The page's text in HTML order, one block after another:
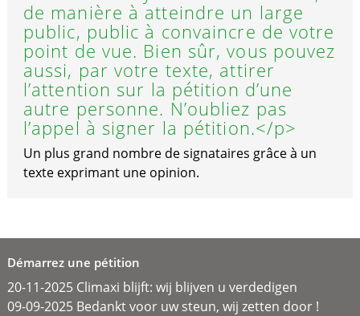
de manière à atteindre un large
public, public à convaincre de votre
point de vue. Bien sûr, vous pouvez
aussi, par votre texte, attirer
l’attention sur la pétition d’une
autre personne. N’oubliez pas
l’appel à signer la pétition.</p>
Un plus grand nombre de signataires grâce à un
texte exprimant une opinion.
Démarrez une pétition
20-11-2025 Climaxi blijft: wij blijven u verdedigen
09-09-2025 Bedankt voor uw steun, wij zetten door !